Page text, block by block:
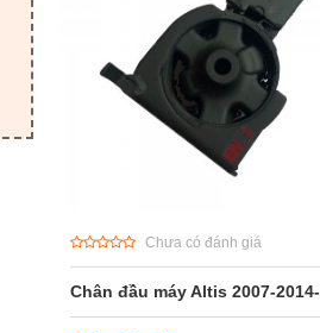
Chưa có đánh giá
Chân đầu máy Altis 2007-2014-